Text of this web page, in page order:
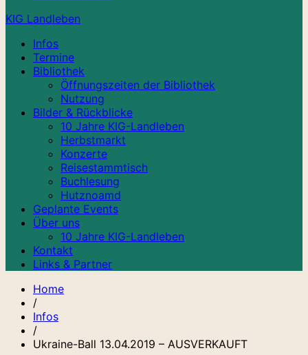
KIG Landleben
Infos
Termine
Bibliothek
Öffnungszeiten der Bibliothek
Nutzung
Bilder & Rückblicke
10 Jahre KIG-Landleben
Herbstmarkt
Konzerte
Reisestammtisch
Buchlesung
Hutznoamd
Geplante Events
Über uns
10 Jahre KIG-Landleben
Kontakt
Links & Partner
Home
/
Infos
/
Ukraine-Ball 13.04.2019 – AUSVERKAUFT